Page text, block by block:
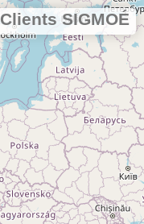
Clients SIGMOÉ